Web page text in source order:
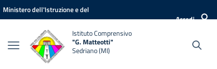
Vai ai contenuti
Vai al menu di navigazione
Vai al footer
Ministero dell'Istruzione e del
Accedi
Istituto Comprensivo
"G. Matteotti"
Sedriano (MI)